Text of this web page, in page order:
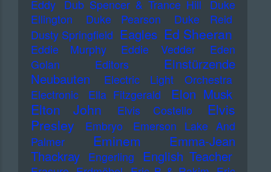
Eddy
Dub Spencer & Trance Hill
Duke
Ellington
Duke Pearson
Duke Reid
Dusty Springfield Eagles Ed Sheeran
Eddie Murphy Eddie Vedder
Eden
Golan
Editors
Einstürzende
Neubauten
Electric Light Orchestra
Electronic
Ella Fitzgerald Elon Musk
Elton John Elvis Costello
Elvis
Presley
Embryo
Emerson Lake And
Palmer
Eminem
Emma-Jean
Thackray
Engerling English Teacher